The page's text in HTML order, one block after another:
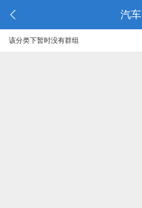
汽车
该分类下暂时没有群组